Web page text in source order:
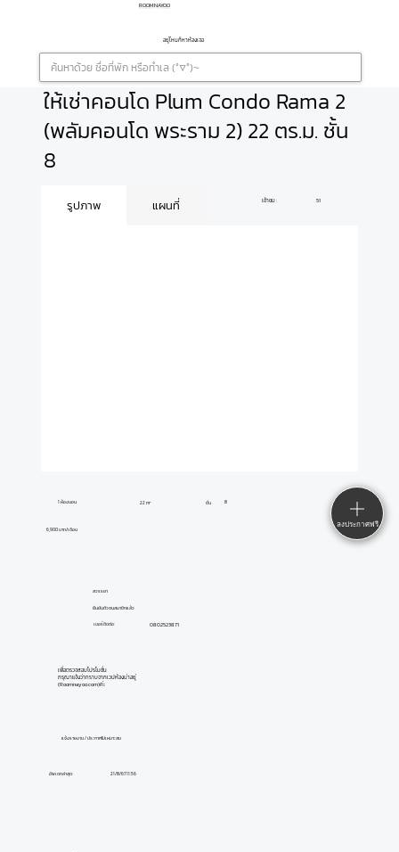
ROOMNAYOO
อยู่ไหนก็หาห้องเจอ
ให้เช่าคอนโด Plum Condo Rama 2
(พลัมคอนโด พระราม 2) 22 ตร.ม. ชั้น
8
สวรรยา
เบอร์ติดต่อ:
ยืนยันตัวตนสมาชิกแล้ว
อัพเดทล่าสุด: 21/8/67 11:56
0802523871
เพื่อตรวจสอบโปรโมชั่น
กรุณาแจ้งว่าทราบจากเวปห้องน่าอยู่
(Roomnayoo.com)ค่ะ
แจ้งรายงาน / ประกาศไม่เหมาะสม
1 ห้องนอน 8
ชั้น
22 m²
6,900 บาท/เดือน
รูปภาพ แผนที่ เข้าชม : 51
ลงประกาศฟรี